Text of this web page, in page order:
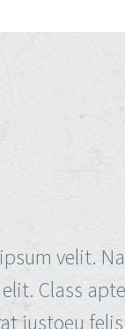
velit.
Class
justoeu